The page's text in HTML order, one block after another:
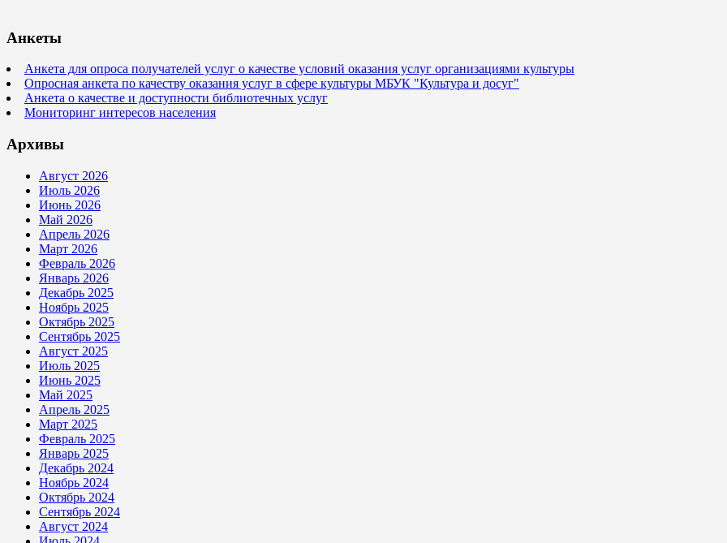
Анкеты
Анкета для опроса получателей услуг о качестве условий оказания услуг организациями культуры
Опросная анкета по качеству оказания услуг в сфере культуры МБУК "Культура и досуг"
Анкета о качестве и доступности библиотечных услуг
Мониторинг интересов населения
Архивы
Август 2026
Июль 2026
Июнь 2026
Май 2026
Апрель 2026
Март 2026
Февраль 2026
Январь 2026
Декабрь 2025
Ноябрь 2025
Октябрь 2025
Сентябрь 2025
Август 2025
Июль 2025
Июнь 2025
Май 2025
Апрель 2025
Март 2025
Февраль 2025
Январь 2025
Декабрь 2024
Ноябрь 2024
Октябрь 2024
Сентябрь 2024
Август 2024